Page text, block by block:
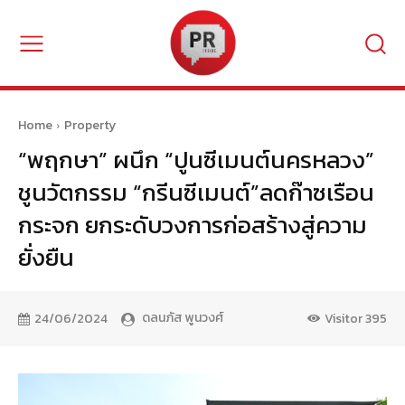
Home Property
“พฤกษา” ผนึก “ปูนซีเมนต์นครหลวง”
ชูนวัตกรรม “กรีนซีเมนต์”ลดก๊าซเรือน
กระจก ยกระดับวงการก่อสร้างสู่ความ
ยั่งยืน
24/06/2024 ดลนภัส พูนวงศ์ Visitor395